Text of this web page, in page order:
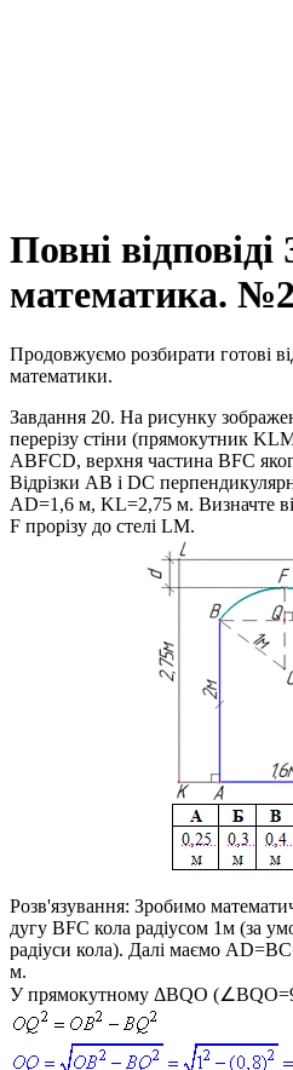
Повні
математика.
Продовжуємо розбирати готові
математики.
Завдання 20. На рисунку
перерізу стіни (прямокутник
ABFCD, верхня частина BFC
Відрізки AB і DC
AD=1,6 м, KL=2,75 м. Визначте
F прорізу до стелі LM.
Розв'язування: Зробимо
дугу BFC кола радіусом 1м (за
радіуси кола). Далі маємо
м.
У прямокутному ΔBQO